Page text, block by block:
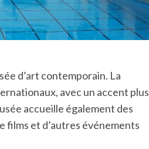
d’art contemporain. La
avec un accent plus
accueille également des
films et d’autres événements